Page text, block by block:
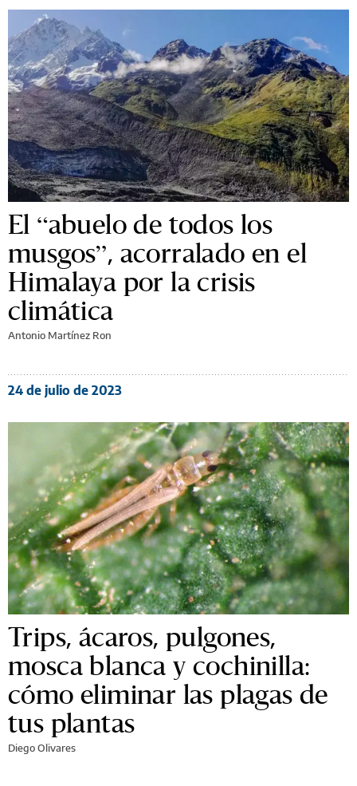
El “abuelo de todos los
musgos”, acorralado en el
Himalaya por la crisis
climática
Antonio Martínez Ron
24 de julio de 2023
Trips, ácaros, pulgones,
mosca blanca y cochinilla:
cómo eliminar las plagas de
tus plantas
Diego Olivares